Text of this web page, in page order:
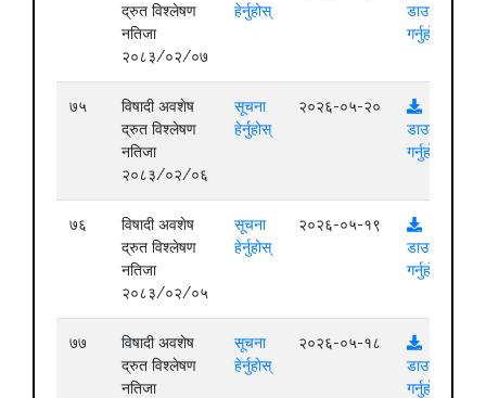
द्रुत विश्लेषण
नतिजा
२०८३/०२/०७
हेर्नुहोस्
डाउनलोड
गर्नुहोस्
७५
विषादी अवशेष
द्रुत विश्लेषण
नतिजा
२०८३/०२/०६
सूचना
हेर्नुहोस्
२०२६-०५-२०
डाउनलोड
गर्नुहोस्
७६
विषादी अवशेष
द्रुत विश्लेषण
नतिजा
२०८३/०२/०५
सूचना
हेर्नुहोस्
२०२६-०५-१९
डाउनलोड
गर्नुहोस्
७७
विषादी अवशेष
द्रुत विश्लेषण
नतिजा
सूचना
हेर्नुहोस्
२०२६-०५-१८
डाउनलोड
गर्नुहोस्